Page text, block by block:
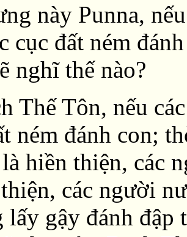
này Punna,
cục đất ném
nghĩ thế nào?
Thế Tôn, nếu
ném đánh con;
hiền thiện, các
các người
lấy gậy đánh đập